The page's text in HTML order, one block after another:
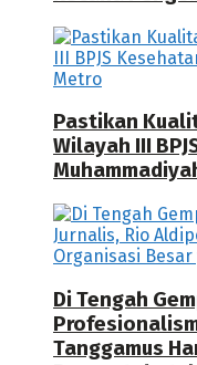
Pastikan
Wilayah III
Di Tengah
Tanggamus